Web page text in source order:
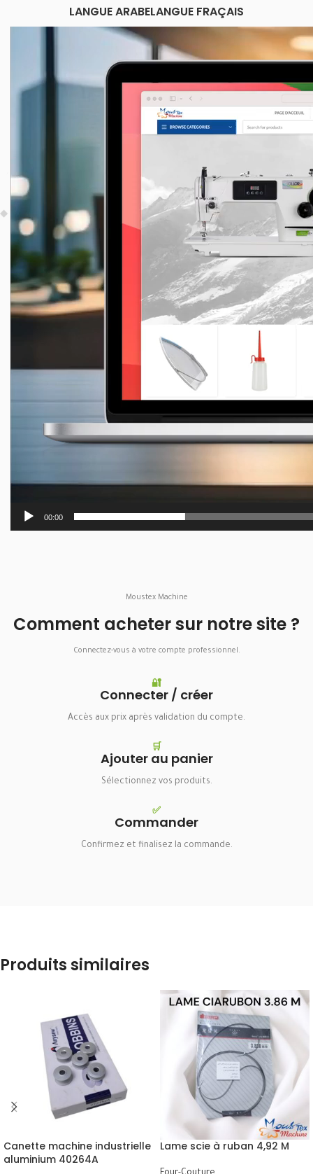
Moustex Machine
Comment acheter sur notre site ?
Connectez-vous à votre compte professionnel.
🔐
Connecter / créer
Accès aux prix après validation du compte.
🛒
Ajouter au panier
Sélectionnez vos produits.
✅
Commander
Confirmez et finalisez la commande.
LANGUE ARABELANGUE FRAÇAIS
00:00
Produits similaires
Canette machine industrielle
aluminium 40264A
Lame scie à ruban 4,92 M